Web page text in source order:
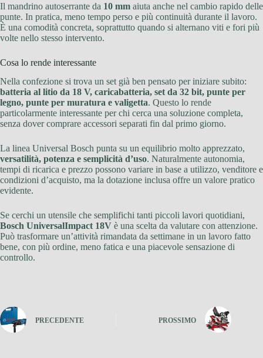
Il mandrino autoserrante da 10 mm aiuta anche nel cambio rapido delle
punte. In pratica, meno tempo perso e più continuità durante il lavoro.
È una comodità concreta, soprattutto quando si alternano viti e fori più
volte nello stesso intervento.
Cosa lo rende interessante
Nella confezione si trova un set già ben pensato per iniziare subito:
batteria al litio da 18 V, caricabatteria, set da 32 bit, punte per
legno, punte per muratura e valigetta. Questo lo rende
particolarmente interessante per chi cerca una soluzione completa,
senza dover comprare accessori separati fin dal primo giorno.
La linea Universal Bosch punta su un equilibrio molto apprezzato,
versatilità, potenza e semplicità d’uso. Naturalmente autonomia,
tempi di ricarica e prezzo possono variare in base a utilizzo, venditore e
condizioni d’acquisto, ma la dotazione inclusa offre un valore pratico
evidente.
Se cerchi un utensile che semplifichi tanti piccoli lavori quotidiani,
Bosch UniversalImpact 18V è una scelta da valutare con attenzione.
Può trasformare un’attività rimandata da settimane in un lavoro fatto
bene, con più ordine, meno fatica e una piacevole sensazione di
controllo.
PRECEDENTE PROSSIMO